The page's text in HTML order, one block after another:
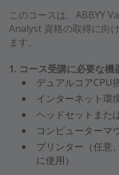
このコースは、ABBYY
Analyst 資格の取得に向
ます。
1. コース受講に必要な機
デュアルコアCPU
インターネット環
ヘッドセットまた
コンピューターマ
プリンター（任意
に使用）